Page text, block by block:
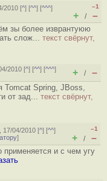
2010 [^] [^^] [^^^]
–1
+ / –
зы более изврантуюю
слож... текст свёрнут,
2010 [^] [^^] [^^^]
+ / –
Tomcat Spring, JBoss,
от зад... текст свёрнут,
17/04/2010 [^] [^^]
]
–1
+ / –
и с чем угу